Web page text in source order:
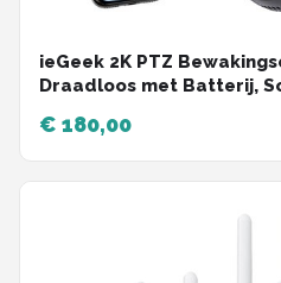
ieGeek 2K PTZ
Draadloos met Batterij,
Beveiligingscamera voor
en PIR
CCTV IP Camera
€ 180,00